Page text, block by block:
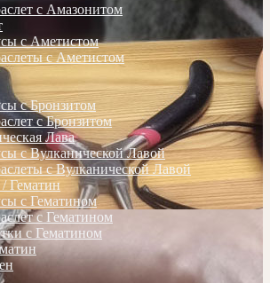
с Амазонитом
с Аметистом
с Аметистом
с Бронзитом
с Бронзитом
Лава
с Вулканической Лавой
с Вулканической Лавой
Гематин
с Гематином
с Гематином
с Гематином